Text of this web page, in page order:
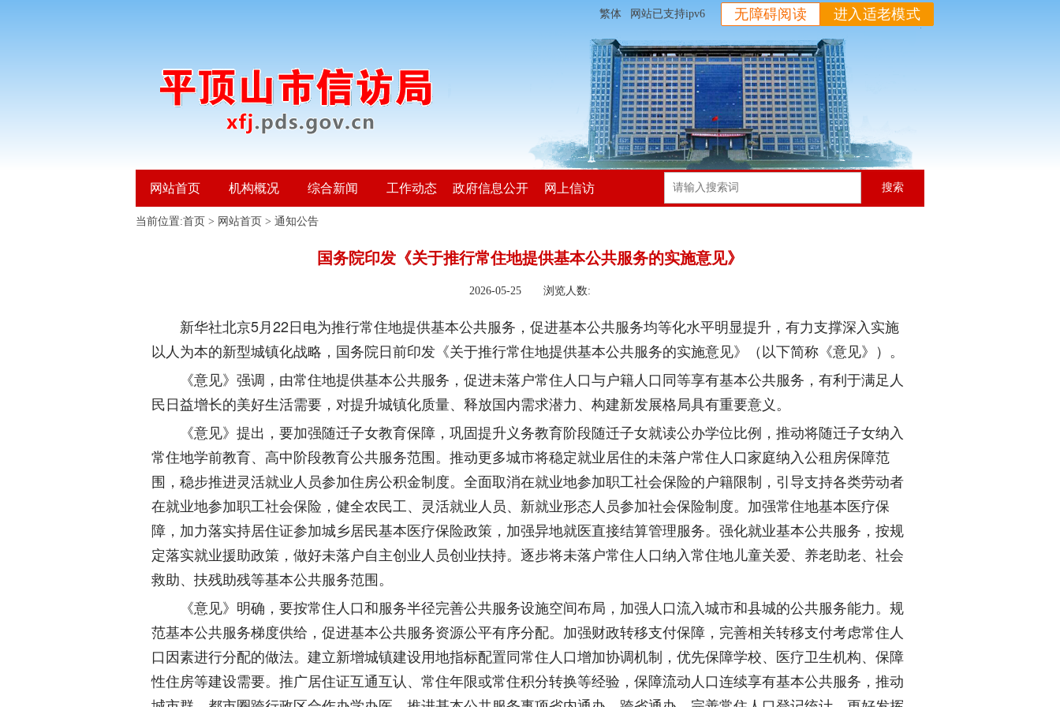
进入适老模式
无障碍阅读
网站已支持ipv6
繁体
网站首页 机构概况 综合新闻 工作动态 政府信息公开 网上信访 搜索
当前位置:首页 > 网站首页 > 通知公告
国务院印发《关于推行常住地提供基本公共服务的实施意见》
2026-05-25 浏览人数:
新华社北京5月22日电为推行常住地提供基本公共服务，促进基本公共服务均等化水平明显提升，有力支撑深入实施
以人为本的新型城镇化战略，国务院日前印发《关于推行常住地提供基本公共服务的实施意见》（以下简称《意见》）。
《意见》强调，由常住地提供基本公共服务，促进未落户常住人口与户籍人口同等享有基本公共服务，有利于满足人
民日益增长的美好生活需要，对提升城镇化质量、释放国内需求潜力、构建新发展格局具有重要意义。
《意见》提出，要加强随迁子女教育保障，巩固提升义务教育阶段随迁子女就读公办学位比例，推动将随迁子女纳入
常住地学前教育、高中阶段教育公共服务范围。推动更多城市将稳定就业居住的未落户常住人口家庭纳入公租房保障范
围，稳步推进灵活就业人员参加住房公积金制度。全面取消在就业地参加职工社会保险的户籍限制，引导支持各类劳动者
在就业地参加职工社会保险，健全农民工、灵活就业人员、新就业形态人员参加社会保险制度。加强常住地基本医疗保
障，加力落实持居住证参加城乡居民基本医疗保险政策，加强异地就医直接结算管理服务。强化就业基本公共服务，按规
定落实就业援助政策，做好未落户自主创业人员创业扶持。逐步将未落户常住人口纳入常住地儿童关爱、养老助老、社会
救助、扶残助残等基本公共服务范围。
《意见》明确，要按常住人口和服务半径完善公共服务设施空间布局，加强人口流入城市和县城的公共服务能力。规
范基本公共服务梯度供给，促进基本公共服务资源公平有序分配。加强财政转移支付保障，完善相关转移支付考虑常住人
口因素进行分配的做法。建立新增城镇建设用地指标配置同常住人口增加协调机制，优先保障学校、医疗卫生机构、保障
性住房等建设需要。推广居住证互通互认、常住年限或常住积分转换等经验，保障流动人口连续享有基本公共服务，推动